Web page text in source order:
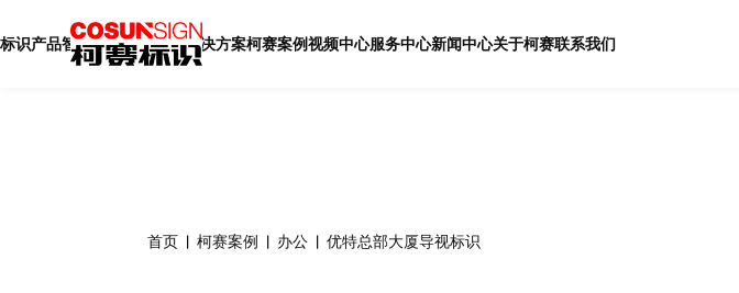
标识产品智慧标识智慧展厅解决方案柯赛案例视频中心服务中心新闻中心关于柯赛联系我们
首页 柯赛案例 办公 优特总部大厦导视标识